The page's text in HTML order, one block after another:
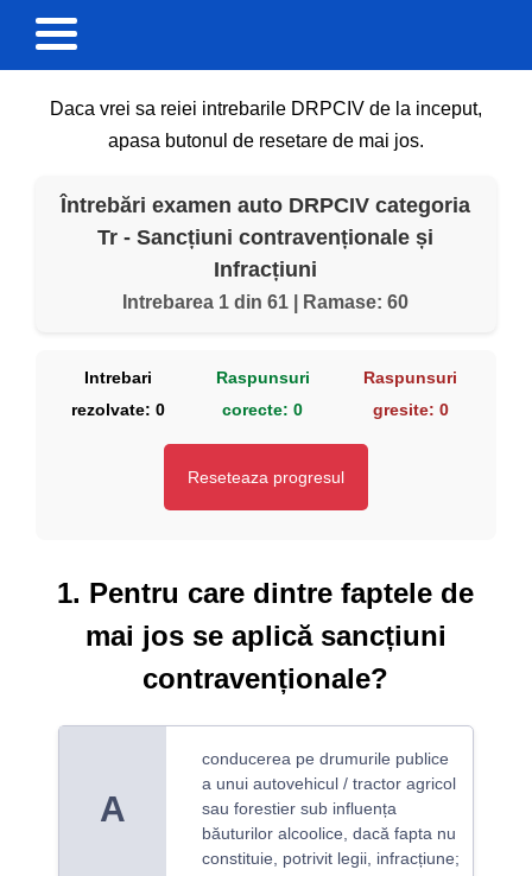
Daca vrei sa reiei intrebarile DRPCIV de la inceput,
apasa butonul de resetare de mai jos.
Întrebări examen auto DRPCIV categoria
Tr - Sancțiuni contravenționale și
Infracțiuni
Intrebarea 1 din 61 | Ramase: 60
Intrebari
rezolvate: 0
Raspunsuri
corecte:0
Raspunsuri
gresite: 0
Reseteaza progresul
1. Pentru care dintre faptele de
mai jos se aplică sancțiuni
contravenționale?
A
conducerea pe drumurile publice
a unui autovehicul / tractor agricol
sau forestier sub influența
băuturilor alcoolice, dacă fapta nu
constituie, potrivit legii, infracțiune;